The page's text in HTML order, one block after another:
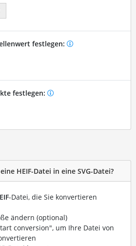
festlegen:
festlegen:
HEIF-Datei in eine SVG-Datei?
-Datei, die Sie konvertieren
ändern (optional)
conversion", um Ihre Datei von